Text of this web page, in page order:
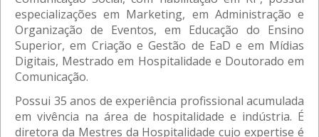
especializações em Marketing, em Administração e
Organização de Eventos, em Educação do Ensino
Superior, em Criação e Gestão de EaD e em Mídias
Digitais, Mestrado em Hospitalidade e Doutorado em
Comunicação.
Possui 35 anos de experiência profissional acumulada
em vivência na área de hospitalidade e indústria. É
diretora da Mestres da Hospitalidade cujo expertise é